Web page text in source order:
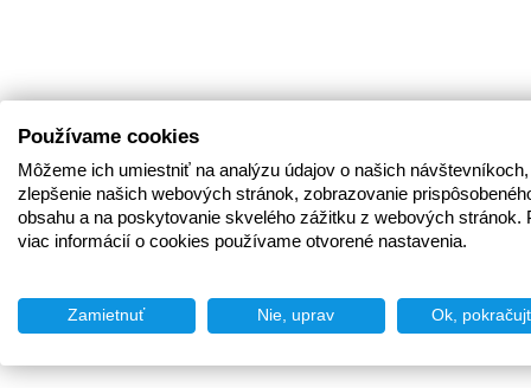
Používame cookies
Môžeme ich umiestniť na analýzu údajov o našich
zlepšenie našich webových stránok, zobrazovanie
obsahu a na poskytovanie skvelého zážitku z webových stránok.
viac informácií o cookies používame otvorené nastavenia.
Zamietnuť Nie, uprav Ok,